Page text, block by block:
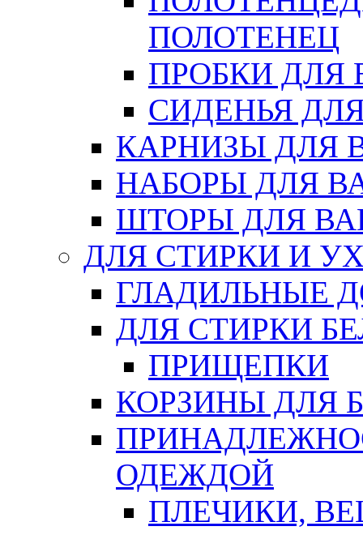
ПОЛОТЕНЕЦ
ПРОБКИ ДЛЯ
СИДЕНЬЯ
КАРНИЗЫ ДЛЯ
НАБОРЫ ДЛЯ
ШТОРЫ ДЛЯ
ДЛЯ СТИРКИ И
ГЛАДИЛЬНЫЕ
ДЛЯ СТИРКИ
ПРИЩЕПКИ
КОРЗИНЫ ДЛЯ
ОДЕЖДОЙ
ПЛЕЧИКИ,